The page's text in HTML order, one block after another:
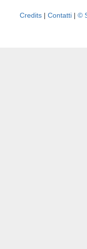
Pagine
Credits | Contatti | ©